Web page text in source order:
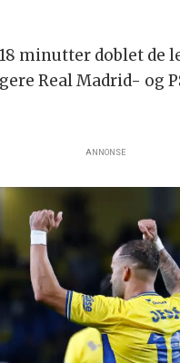
minutter doblet de
Real Madrid-
ANNONSE